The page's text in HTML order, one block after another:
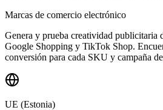
Marcas de comercio electrónico
Genera y prueba creatividad publicitaria
Google Shopping y TikTok Shop.
conversión para cada SKU y campaña
UE (Estonia)